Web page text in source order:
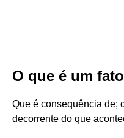
O que é um
Que é consequência de;
decorrente do que